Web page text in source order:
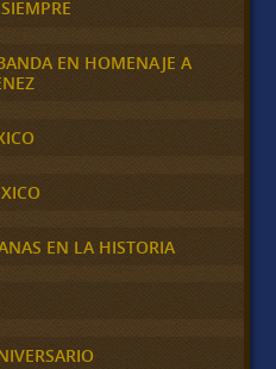
EN HOMENAJE A
EN LA HISTORIA